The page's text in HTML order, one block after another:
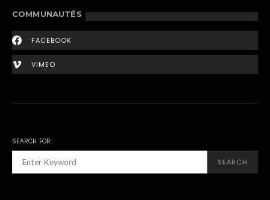
COMMUNAUTÉS
FACEBOOK
VIMEO
SEARCH FOR:
SEARCH